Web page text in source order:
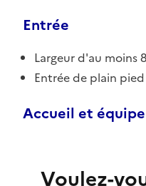
Entrée
Largeur d'au moins
Entrée de plain pied
Accueil et
Voulez-